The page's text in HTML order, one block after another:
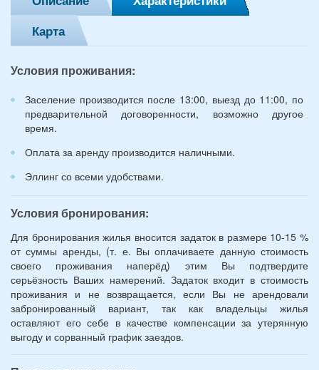
детей
(возраст
и
лет):
Карта
Условия проживания:
Заселение производится после 13:00, выезд до 11:00, по
предварительной договоренности, возможно другое
время.
Оплата за аренду производится наличными.
Эллинг со всеми удобствами.
Условия бронирования:
Для бронирования жилья вносится задаток в размере 10-15 %
от суммы аренды, (т. е. Вы оплачиваете данную стоимость
своего проживания наперёд) этим Вы подтвердите
серьёзность Ваших намерений. Задаток входит в стоимость
проживания и не возвращается, если Вы не арендовали
забронированный вариант, так как владельцы жилья
оставляют его себе в качестве компенсации за утерянную
выгоду и сорванный график заездов.